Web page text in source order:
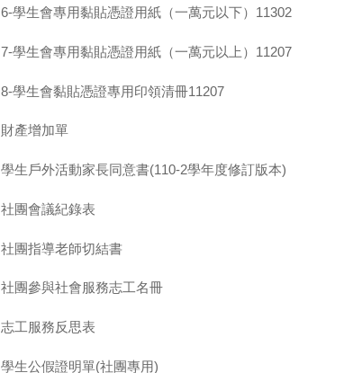
6-學生會專用黏貼憑證用紙（一萬元以下）11302
7-學生會專用黏貼憑證用紙（一萬元以上）11207
8-學生會黏貼憑證專用印領清冊11207
財產增加單
學生戶外活動家長同意書(110-2學年度修訂版本)
社團會議紀錄表
社團指導老師切結書
社團參與社會服務志工名冊
志工服務反思表
學生公假證明單(社團專用)